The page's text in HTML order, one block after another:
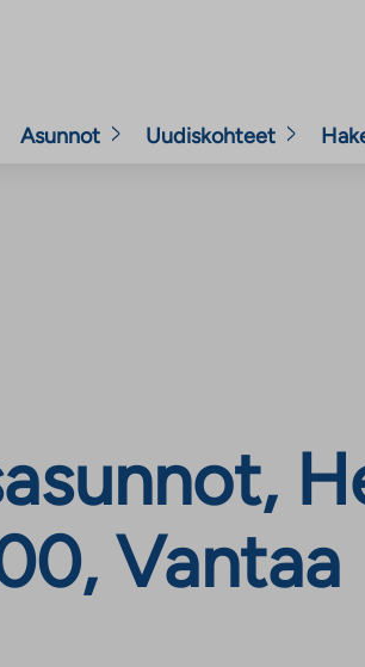
Asunnot Uudiskohteet
Vantaa